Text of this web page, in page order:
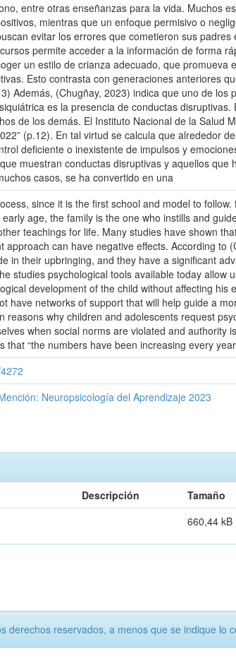
entre otras enseñanzas para la vida. Muchos
mientras que un enfoque permisivo o
evitar los errores que cometieron sus
permite acceder a la información de forma
un estilo de crianza adecuado, que promueva
Esto contrasta con generaciones anteriores
Además, (Chugñay, 2023) indica que uno de
es la presencia de conductas
de los demás. El Instituto Nacional de la Salud
(p.12). En tal virtud se calcula que alrededor
deficiente o inexistente de impulsos y
muestran conductas disruptivas y aquellos
casos, se ha convertido en una
since it is the first school and model to
age, the family is the one who instills and
teachings for life. Many studies have shown
approach can have negative effects. According
in their upbringing, and they have a significant
studies psychological tools available today
development of the child without affecting
have networks of support that will help guide a
reasons why children and adolescents request
when social norms are violated and authority
“the numbers have been increasing every
Neuropsicología del Aprendizaje 2023
Descripción Tamaño
660,44 kB
derechos reservados, a menos que se indique lo